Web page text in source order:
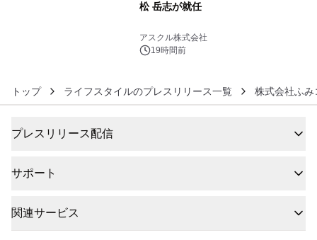
松 岳志が就任
アスクル株式会社
19時間前
トップ ライフスタイルのプレスリリース一覧 株式会社ふ
プレスリリース配信
サポート
関連サービス